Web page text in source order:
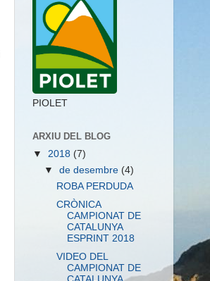
PIOLET
ARXIU DEL BLOG
▼ 2018 (7)
▼de desembre(4)
ROBA PERDUDA
CRÒNICA
CAMPIONAT DE
CATALUNYA
ESPRINT 2018
VIDEO DEL
CAMPIONAT DE